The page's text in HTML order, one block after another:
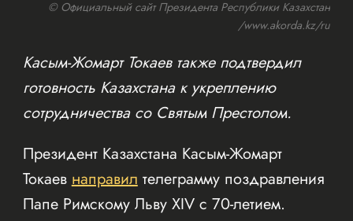
© Официальный сайт Президента Республики Казахстан
/www.akorda.kz/ru
Касым-Жомарт Токаев также подтвердил
готовность Казахстана к укреплению
сотрудничества со Святым Престолом.
Президент Казахстана Касым-Жомарт
Токаевнаправилтелеграмму поздравления
Папе Римскому Льву XIV с 70-летием.